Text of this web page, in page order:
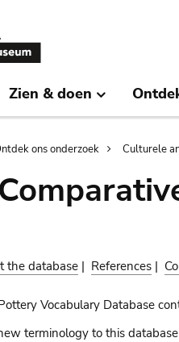
Zien & doen
ons onderzoek Culturele
the database | References |
Vocabulary Database
terminology to this